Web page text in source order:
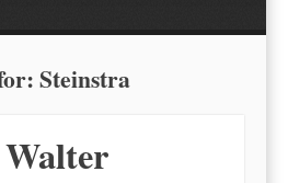
Steinstra